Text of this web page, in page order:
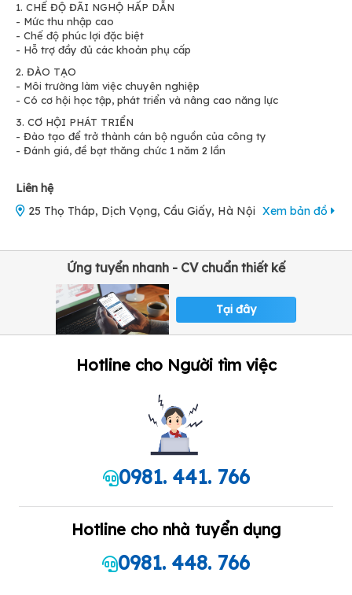
1. CHẾ ĐỘ ĐÃI NGHỘ HẤP DẪN
- Mức thu nhập cao
- Chế độ phúc lợi đặc biệt
- Hỗ trợ đầy đủ các khoản phụ cấp
2. ĐÀO TẠO
- Môi trường làm việc chuyên nghiệp
- Có cơ hội học tập, phát triển và nâng cao năng lực
3. CƠ HỘI PHÁT TRIỂN
- Đào tạo để trở thành cán bộ nguồn của công ty
- Đánh giá, đề bạt thăng chức 1 năm 2 lần
Liên hệ
25 Thọ Tháp, Dịch Vọng, Cầu Giấy, Hà Nội Xem bản đồ
Ứng tuyển nhanh - CV chuẩn thiết kế
Tại đây
Hotline cho Người tìm việc
0981. 441. 766
Hotline cho nhà tuyển dụng
0981. 448. 766